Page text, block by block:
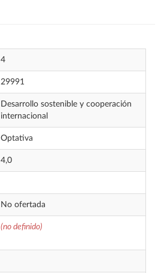
4
29991
Desarrollo sostenible y cooperación
internacional
Optativa
4,0
No ofertada
(no definido)